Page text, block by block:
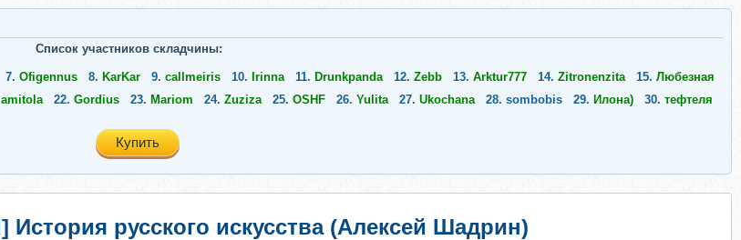
Список участников складчины:
7. Ofigennus 8. KarKar 9. callmeiris 10. Irinna 11. Drunkpanda 12. Zebb 13. Arktur777 14. Zitronenzita 15. Любезная
amitola 22. Gordius 23. Mariom 24. Zuziza 25. OSHF 26. Yulita 27. Ukochana 28. sombobis 29. Илона) 30. тефтеля
Купить
русского искусства (Алексей Шадрин)